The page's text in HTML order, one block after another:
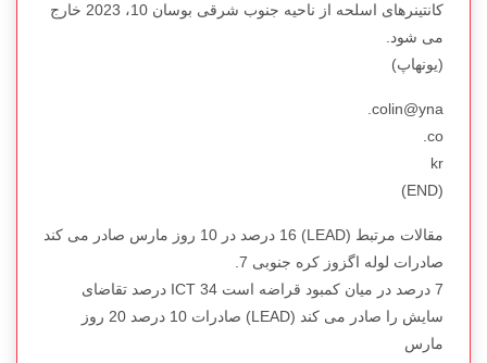
کانتینرهای اسلحه از ناحیه جنوب شرقی بوسان 10، 2023 خارج
می شود.
(یونهاپ)
colin@yna.
co.
kr
(END)
مقالات مرتبط (LEAD) 16 درصد در 10 روز مارس صادر می کند
صادرات لوله اگزوز کره جنوبی 7.
7 درصد در میان کمبود قراضه است ICT 34 درصد تقاضای
سایش را صادر می کند (LEAD) صادرات 10 درصد 20 روز
مارس